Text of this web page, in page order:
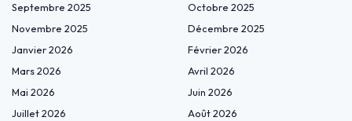
Septembre 2025
Octobre 2025
Novembre 2025
Décembre 2025
Janvier 2026
Février 2026
Mars 2026
Avril 2026
Mai 2026
Juin 2026
Juillet 2026
Août 2026